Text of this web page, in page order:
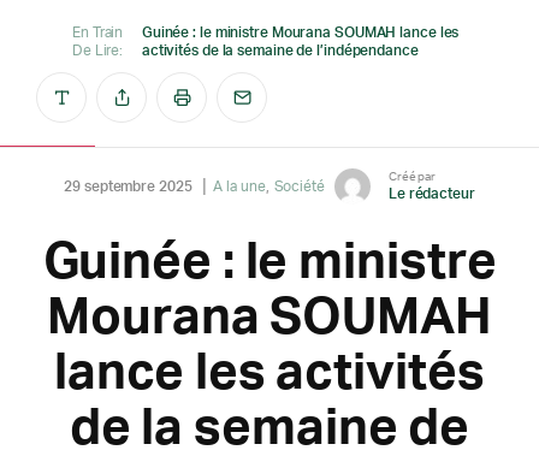
En Train
De Lire:
Guinée : le ministre Mourana SOUMAH lance les
activités de la semaine de l’indépendance
29 septembre 2025 A la une Société
Créé par
Le rédacteur
Guinée : le ministre
Mourana SOUMAH
lance les activités
de la semaine de